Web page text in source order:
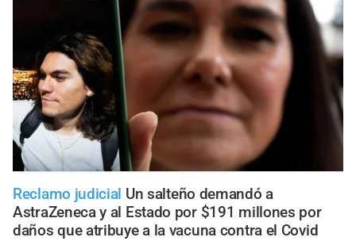
Reclamo judicial Un salteño demandó a
AstraZeneca y al Estado por $191 millones por
daños que atribuye a la vacuna contra el Covid